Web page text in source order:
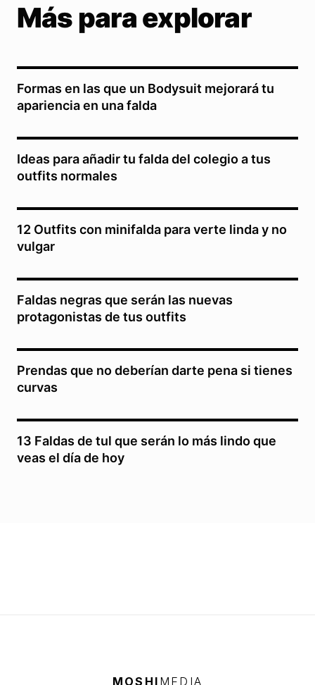
Más para explorar
Formas en las que un Bodysuit mejorará tu
apariencia en una falda
Ideas para añadir tu falda del colegio a tus
outfits normales
12 Outfits con minifalda para verte linda y no
vulgar
Faldas negras que serán las nuevas
protagonistas de tus outfits
Prendas que no deberían darte pena si tienes
curvas
13 Faldas de tul que serán lo más lindo que
veas el día de hoy
MOSHI MEDIA